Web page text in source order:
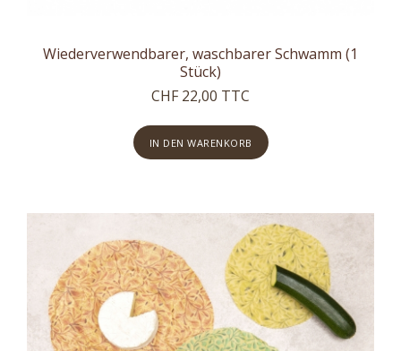
Wiederverwendbarer, waschbarer Schwamm (1
Stück)
CHF 22,00 TTC
IN DEN WARENKORB